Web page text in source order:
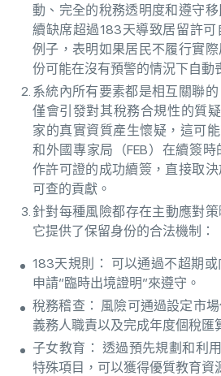
動、完全的稅務透明度和遵守
續缺席超過183天導致居留許
例子，表明如果居民不履行實
份可能在沒有預警的情況下自動
系統內所有要素都是相互關聯
僅會引發對其稅務合規性的質
家的真實資質產生懷疑，這可能
和外國專家局（FEB）在續簽
作許可證的成功續簽，直接取
可查的貢獻。
針對每種風險都存在主動應對
它提供了保留身份的合法機制：
183天規則： 可以通過不超期
申請”臨時出境證明”來遵守。
稅務稽查： 風險可通過設定市
義務人職責以及完成年度個稅匯
子女教育： 透過預先規劃和利
特殊項目，可以獲得優質教育資